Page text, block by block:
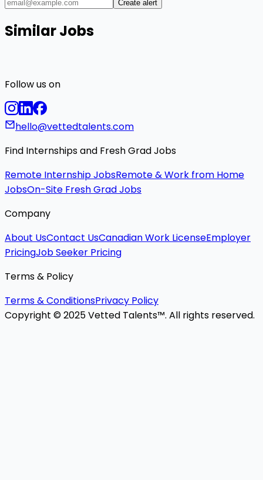
Create alert
Similar Jobs
Follow us on
hello@vettedtalents.com
Find Internships and Fresh Grad Jobs
Remote Internship JobsRemote & Work from Home
JobsOn-Site Fresh Grad Jobs
Company
About UsContact UsCanadian Work LicenseEmployer
PricingJob Seeker Pricing
Terms & Policy
Terms & ConditionsPrivacy Policy
Copyright © 2025 Vetted Talents™. All rights reserved.